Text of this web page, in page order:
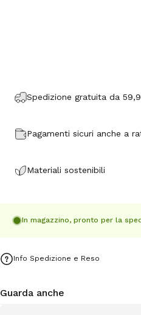
Spedizione gratuita da
Pagamenti sicuri anche a
Materiali sostenibili
In magazzino, pronto per la
Info Spedizione e Reso
Guarda anche